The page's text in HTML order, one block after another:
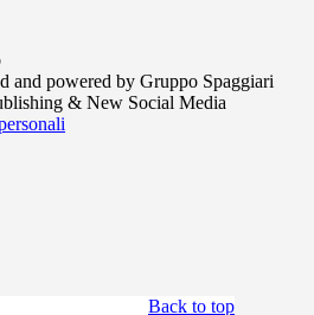
and powered by Gruppo Spaggiari
& New Social Media
Back to top